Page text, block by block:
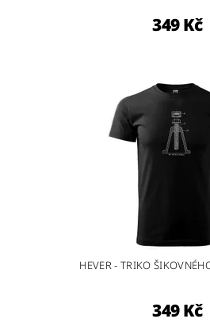
349 Kč
HEVER - TRIKO
349 Kč